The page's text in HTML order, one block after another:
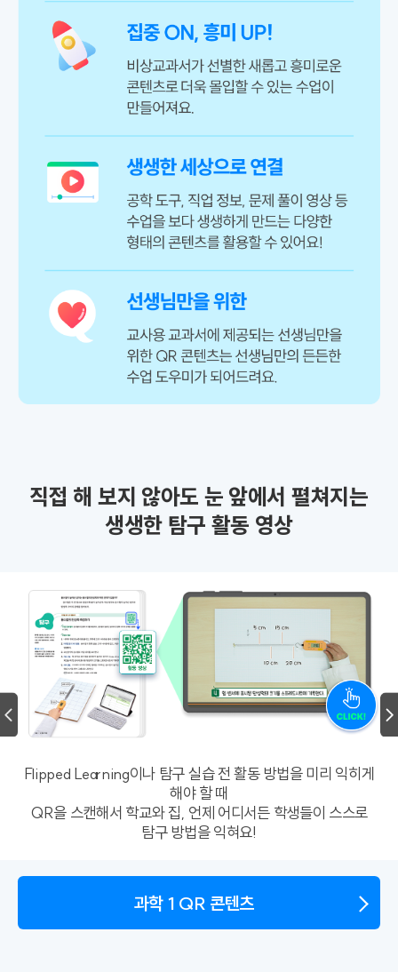
직접 해 보지 않아도 눈 앞에서 펼쳐지는
생생한 탐구 활동 영상
Flipped Learning이나 탐구 실습 전 활동 방법을 미리 익히게
해야 할 때
QR을 스캔해서 학교와 집, 언제 어디서든 학생들이 스스로
탐구 방법을 익혀요!
과학 1 QR 콘텐츠